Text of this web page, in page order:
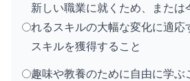
新しい職業に就くため、または
れるスキルの大幅な変化に適応
スキルを獲得すること
趣味や教養のために自由に学ぶ